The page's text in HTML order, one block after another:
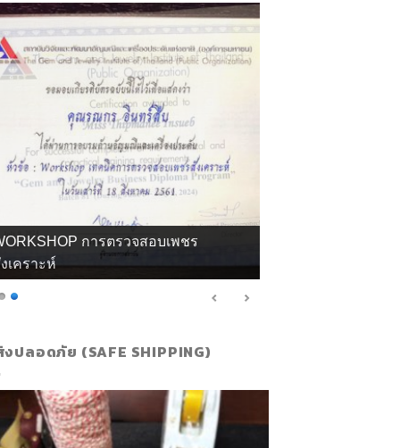
ยรติบัตร จิวลี่ และอัญมณี คุณทิพย์
ปลอดภัย (SAFE SHIPPING)